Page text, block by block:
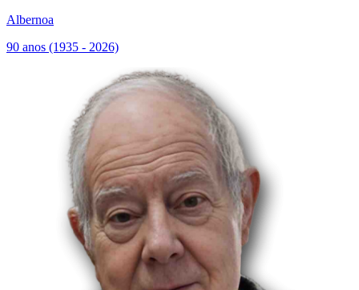
Albernoa
90 anos (1935 - 2026)